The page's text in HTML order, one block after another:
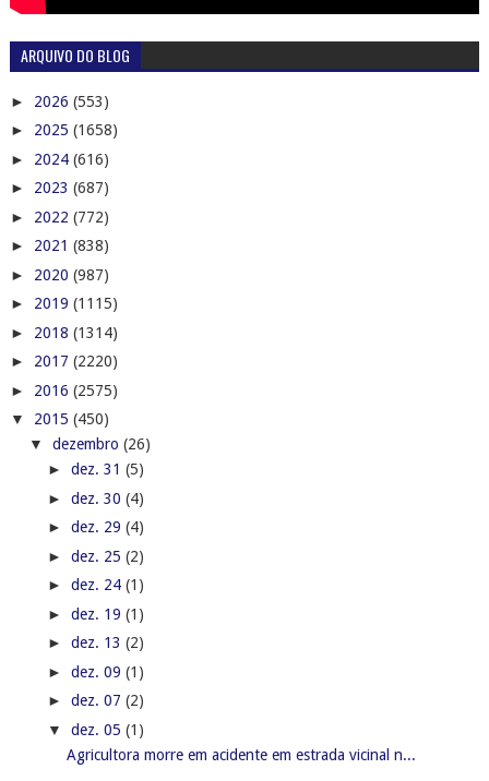
ARQUIVO DO BLOG
► 2026 (553)
► 2025 (1658)
► 2024 (616)
► 2023 (687)
► 2022 (772)
► 2021 (838)
► 2020 (987)
► 2019 (1115)
► 2018 (1314)
► 2017 (2220)
► 2016 (2575)
▼ 2015 (450)
▼ dezembro (26)
► dez. 31 (5)
► dez. 30 (4)
► dez. 29 (4)
► dez. 25 (2)
► dez. 24 (1)
► dez. 19 (1)
► dez. 13 (2)
► dez. 09 (1)
► dez. 07 (2)
▼ dez. 05 (1)
Agricultora morre em acidente em estrada vicinal n...